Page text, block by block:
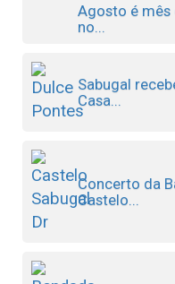
Agosto é mês
no...
Sabugal
Casa...
Concerto da
Castelo...